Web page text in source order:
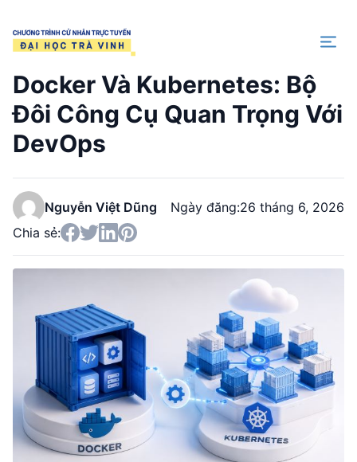
Trang chủ
Docker Và Kubernetes: Bộ
Đôi Công Cụ Quan Trọng Với
DevOps
Nguyễn Việt Dũng Ngày đăng:26 tháng 6, 2026
Chia sẻ: